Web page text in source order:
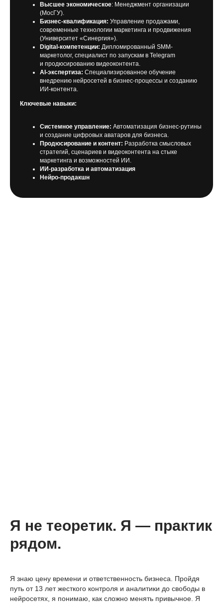
Высшее экономическое: Менеджмент организации
(МосГУ).
Бизнес-квалификация: Управление продажами,
современные технологии маркетинга и продвижения
(Университет «Синергия»).
Digital-компетенции: Дипломированный SMM-
маркетолог, специалист по запускам в Telegram
и продюсированию видеоконтента.
AI-экспертиза: Специализированное обучение
внедрению нейросетей в бизнес-процессы и созданию
ИИ-контента.
Ключевые навыки:
Системное управление: Автоматизация бизнес-рутины
и создание цифровых аватаров для бизнеса.
Продюсирование и контент: Разработка смысловых
стратегий, сценариев и видеоконтента на стыке
маркетинга и возможностей ИИ.
ИИ-разработка и автоматизация
Нейро-продакшн
Я не теоретик. Я — практик
рядом.
Я знаю цену времени и ответственность бизнеса. Пройдя
путь от 13 лет жесткого контроля и аналитики до свободы в
нейросетях, я понимаю, как сложно менять привычное. Я